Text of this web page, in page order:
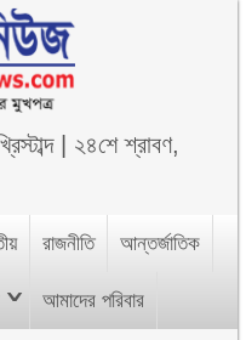
| ২৪শে শ্রাবণ,
রাজনীতি আন্তর্জাতিক
আমাদের পরিবার